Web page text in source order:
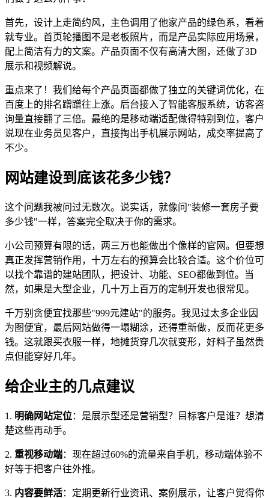
首先，设计上走简约风，主色调用了他家产品的绿色系，看着
就专业。首页轮播图不是老板照片，而是产品实际应用场景，
配上简洁有力的文案。产品页面不仅有高清大图，还做了3D
展示和视频解说。
重点来了！我们给每个产品页面都做了独立的关键词优化，在
百度上的排名蹭蹭往上涨。后台接入了智能客服系统，访客咨
询量直接翻了三倍。最绝的是移动端适配做得特别到位，客户
说现在业务员见客户，直接掏出手机展示网站，成交率提高了
不少。
网站建设到底该花多少钱？
这个问题我被问过无数次。说实话，就像问"装修一套房子要
多少钱"一样，答案完全取决于你的需求。
小公司预算有限的话，两三万也能做出个像样的官网。但要想
真正发挥营销作用，十万左右的预算会比较合适。这个价位可
以找个靠谱的建站团队，把设计、功能、SEO都做到位。当
然，如果是大型企业，几十万上百万的定制开发也很常见。
千万别贪便宜找那些"999元建站"的服务。我见过太多企业因
为图便宜，最后网站做得一塌糊涂，还得重新做，反而花更多
钱。这就跟买衣服一样，地摊货穿几次就变形，好料子虽然贵
点但能穿好几年。
给企业主的几点建议
1. 明确网站定位：是展示型还是营销型？目标客户是谁？想清
楚这些再动手。
2. 重视移动端：现在超过60%的流量来自手机，移动端体验不
好等于把客户往外推。
3. 内容要鲜活：定期更新行业资讯、案例展示，让客户觉得你